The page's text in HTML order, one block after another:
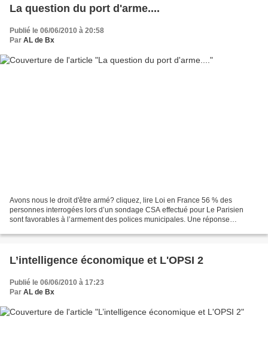
La question du port d'arme....
Publié le 06/06/2010 à 20:58
Par AL de Bx
Avons nous le droit d'être armé? cliquez, lire Loi en France 56 % des
personnes interrogées lors d’un sondage CSA effectué pour Le Parisien
sont favorables à l’armement des polices municipales. Une réponse
L’intelligence économique et L'OPSI 2
Publié le 06/06/2010 à 17:23
Par AL de Bx